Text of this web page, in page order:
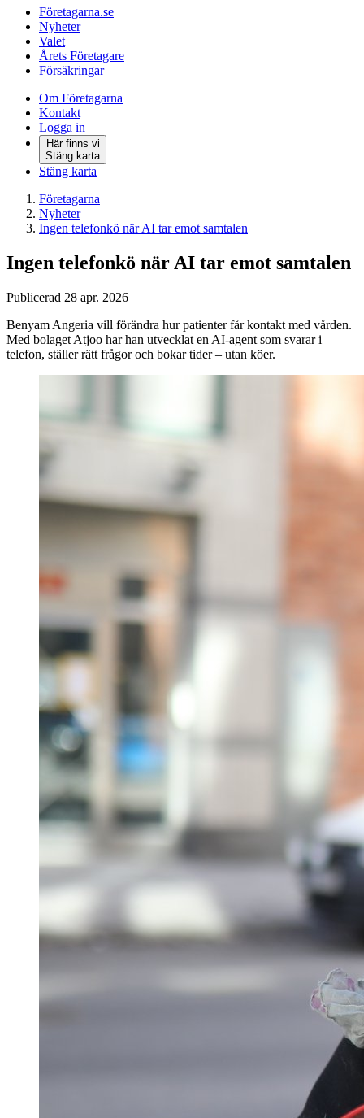
Företagarna.se
Nyheter
Valet
Årets Företagare
Försäkringar
Om Företagarna
Kontakt
Logga in
Här finns vi
Stäng karta
Stäng karta
Företagarna
Nyheter
Ingen telefonkö när AI tar emot samtalen
Ingen telefonkö när AI tar emot samtalen
Publicerad 28 apr. 2026
Benyam Angeria vill förändra hur patienter får kontakt med vården.
Med bolaget Atjoo har han utvecklat en AI-agent som svarar i
telefon, ställer rätt frågor och bokar tider – utan köer.